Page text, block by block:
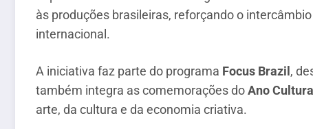
às produções brasileiras, reforçando o
internacional.
A iniciativa faz parte do programa Focus Brazil,
também integra as comemorações doAno
arte, da cultura e da economia criativa.